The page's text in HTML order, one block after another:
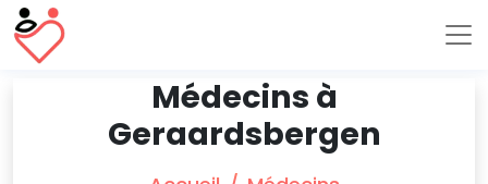
Médecins à
Geraardsbergen